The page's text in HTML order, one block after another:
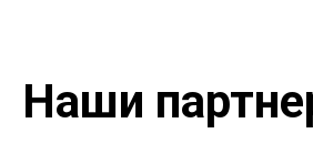
Наши